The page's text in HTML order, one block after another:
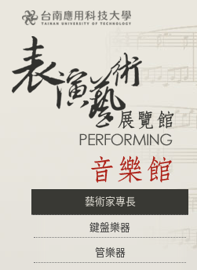
藝術家專長
鍵盤樂器
管樂器